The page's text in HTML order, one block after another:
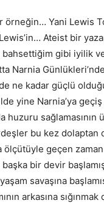
örneğin… Yani Lewis
Ateist bir
gibi iyilik
Narnia
ne kadar güçlü
yine Narnia’ya geçiş
huzuru
bu kez
geçen zaman
bir devir
savaşına
arkasına